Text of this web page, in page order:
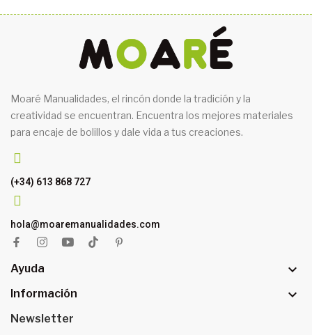
Moaré Manualidades, el rincón donde la tradición y la
creatividad se encuentran. Encuentra los mejores materiales
para encaje de bolillos y dale vida a tus creaciones.
(+34) 613 868 727
hola@moaremanualidades.com
Ayuda 
Información 
Newsletter